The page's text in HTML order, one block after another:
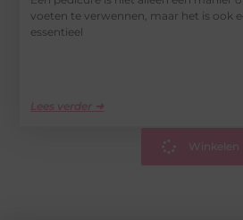
voeten te verwennen, maar het is ook
essentieel
Lees verder ➜
Winkelen